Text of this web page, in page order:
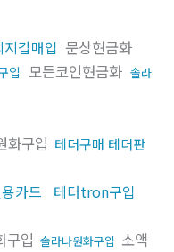
갑매입 문상현금화
입 모든코인현금화 솔라
구입 테더구매 테더판
카드
테더tron구입
구입 솔라나원화구입 소액